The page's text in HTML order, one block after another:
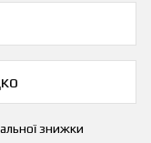
знижки